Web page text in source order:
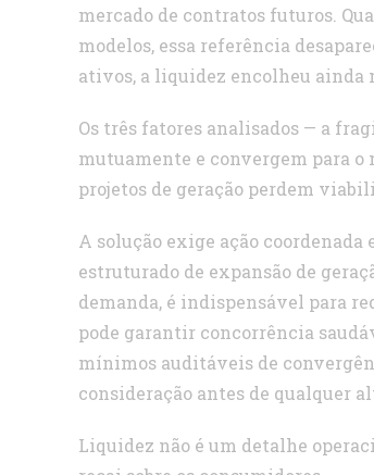
mercado de contratos futuros.
modelos, essa referência
ativos, a liquidez encolheu
Os três fatores analisados — a
mutuamente e convergem para
projetos de geração perdem
A solução exige ação
estruturado de expansão de
demanda, é indispensável para
pode garantir concorrência
mínimos auditáveis de
consideração antes de qualquer
Liquidez não é um detalhe